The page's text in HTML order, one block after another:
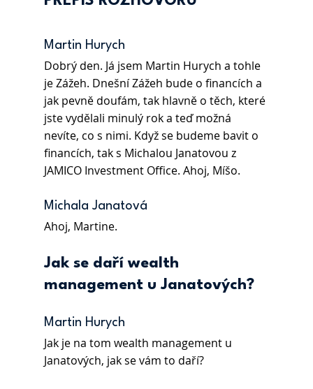
Martin Hurych
Dobrý den. Já jsem Martin Hurych a tohle
je Zážeh. Dnešní Zážeh bude o financích a
jak pevně doufám, tak hlavně o těch, které
jste vydělali minulý rok a teď možná
nevíte, co s nimi. Když se budeme bavit o
financích, tak s Michalou Janatovou z
JAMICO Investment Office. Ahoj, Míšo.
Michala Janatová
Ahoj, Martine.
Jak se daří wealth
management u Janatových?
Martin Hurych
Jak je na tom wealth management u
Janatových, jak se vám to daří?